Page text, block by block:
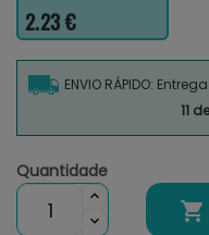
2.23 €
ENVIO RÁPIDO:
11
Quantidade
